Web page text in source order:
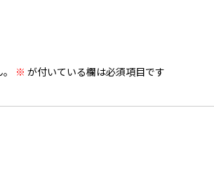
※ が付いている欄は必須項目です